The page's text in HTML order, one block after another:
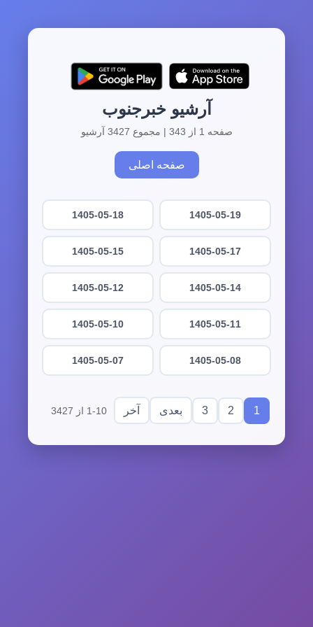
آرشیو خبرجنوب
صفحه 1 از 343 | مجموع 3427 آرشیو
صفحه اصلی
1405-05-19
1405-05-18
1405-05-17
1405-05-15
1405-05-14
1405-05-12
1405-05-11
1405-05-10
1405-05-08
1405-05-07
1
2
3 بعدی آخر 1-10 از 3427